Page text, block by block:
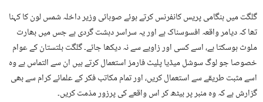
گلگت میں ہنگامی پریس کانفرنس کرتے ہوئے صوبائی وزیر داخلہ شمس لون کا کہنا
تھا کہ دیامر واقعہ افسوسناک ہے اور یہ سراسر دہشت گردی ہے جس میں بھارت
ملوث ہوسکتا ہے، اسے کسی اور زاویے سے نہ دیکھا جائے۔ گلگت بلتستان کے عوام
خصوصا جو لوگ سوشل میڈیا پلیٹ فارمز استعمال کرتے ہیں ان سے التماس ہے وہ
اسے مثبت طریقے سے استعمال کریں، اور تمام مکاتب فکر کے علمائے کرام سے بھی
گزارش ہے کہ وہ منبر پر بیٹھ کر اس واقعے کی پرزور مذمت کریں۔